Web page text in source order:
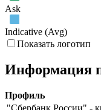
Bid
Ask
Indicative (Avg)